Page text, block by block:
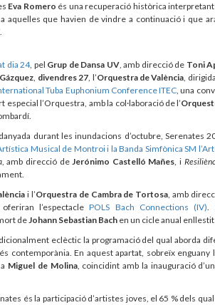
Eva Romero és una recuperació històrica
aquelles que havien de vindre a continuació i que
dia 24, pel Grup de Dansa UV, amb direcció de Toni
, divendres 27, l’Orquestra de València,
Tuba Euphonium Conference ITEC, una
l’Orquestra, amb la col·laboració de l’
durant les inundacions d’octubre, Serenates
Musical de Montroi i la Banda Simfònica SM
, amb direcció deJerónimo Castelló Mañes, i
i l’Orquestra de Cambra de Tortosa, amb
l’espectaclePOLS Bach Connections (IV).
deJohann Sebastian Bach en un cicle anual
eclèctic la programació del qual aborda
contemporània. En aquest apartat, sobreïx enguany
Miguel de Molina, coincidint amb la inauguració
és la participació d’artistes joves, el 65 % dels